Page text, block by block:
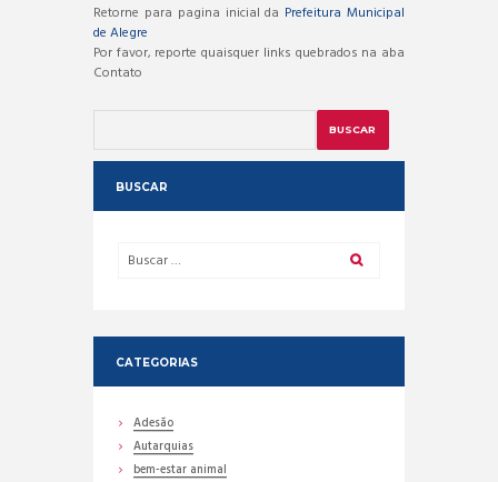
Retorne para pagina inicial da Prefeitura Municipal
de Alegre
Por favor, reporte quaisquer links quebrados na aba
Contato
BUSCAR
CATEGORIAS
Adesão
Autarquias
bem-estar animal